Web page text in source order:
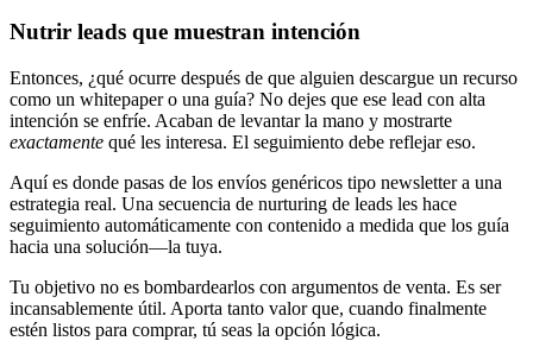
Nutrir leads que muestran intención
Entonces, ¿qué ocurre después de que alguien descargue un recurso
como un whitepaper o una guía? No dejes que ese lead con alta
intención se enfríe. Acaban de levantar la mano y mostrarte
exactamente qué les interesa. El seguimiento debe reflejar eso.
Aquí es donde pasas de los envíos genéricos tipo newsletter a una
estrategia real. Una secuencia de nurturing de leads les hace
seguimiento automáticamente con contenido a medida que los guía
hacia una solución—la tuya.
Tu objetivo no es bombardearlos con argumentos de venta. Es ser
incansablemente útil. Aporta tanto valor que, cuando finalmente
estén listos para comprar, tú seas la opción lógica.